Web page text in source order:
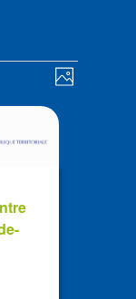
de
Photo